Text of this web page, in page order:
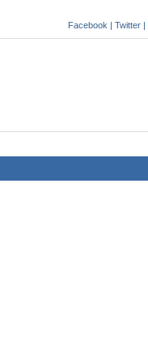
Facebook | Twitter |